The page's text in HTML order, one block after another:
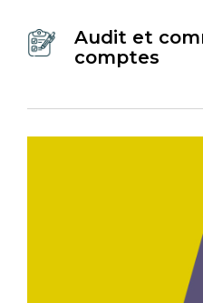
Audit et
comptes